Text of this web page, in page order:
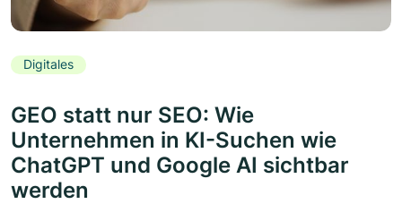
Digitales
GEO statt nur SEO: Wie
Unternehmen in KI-Suchen wie
ChatGPT und Google AI sichtbar
werden